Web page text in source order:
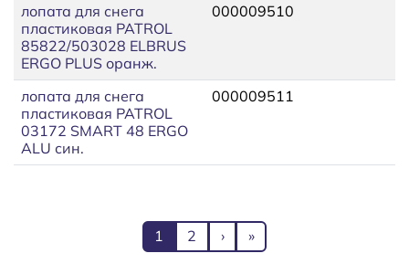
лопата для снега
пластиковая PATROL
85822/503028 ELBRUS
ERGO PLUS оранж.
000009510
лопата для снега
пластиковая PATROL
03172 SMART 48 ERGO
ALU син.
000009511
Нумерация страницТекущая страница
1 Page
2 Следующая страница
› Последняя страница
»